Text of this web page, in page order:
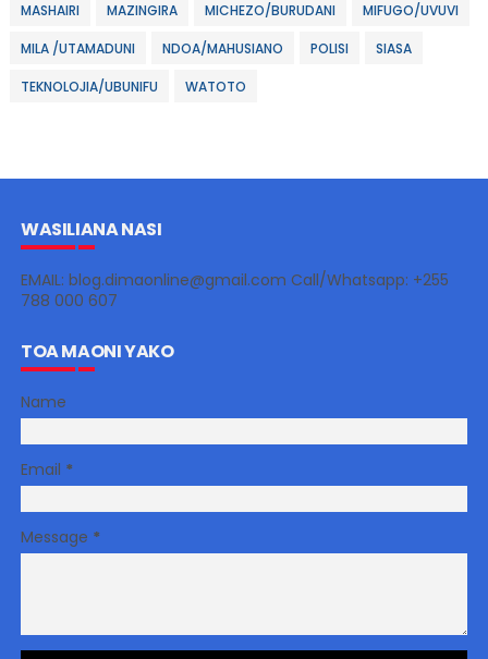
MASHAIRI MAZINGIRA MICHEZO/BURUDANI MIFUGO/UVUVI
MILA /UTAMADUNI NDOA/MAHUSIANO POLISI SIASA
TEKNOLOJIA/UBUNIFU WATOTO
WASILIANA NASI
EMAIL: blog.dimaonline@gmail.com Call/Whatsapp: +255
788 000 607
TOA MAONI YAKO
Name
Email *
Message *